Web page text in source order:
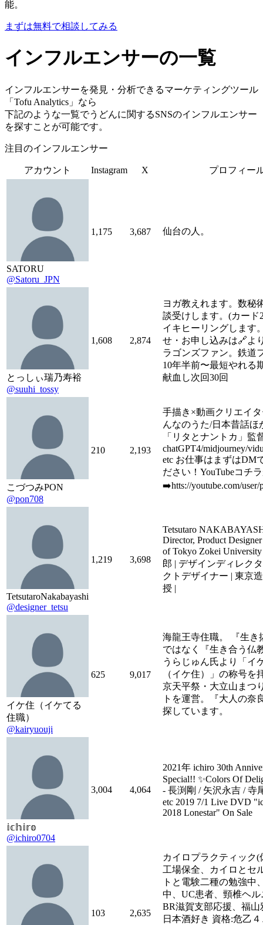
能。
まずは無料で相談してみる
インフルエンサーの一覧
インフルエンサーを発見・分析できるマーケティングツール
「Tofu Analytics」なら
下記のような一覧でうどんに関するSNSのインフルエンサー
を探すことが可能です。
注目のインフルエンサー
アカウント Instagram X プロフィー
SATORU
@Satoru_JPN
1,175 3,687 仙台の人。
とっしぃ瑞乃寿裕
@suuhi_tossy
1,608 2,874
ヨガ教えれます。数秘
談受けします。(カード
イキヒーリングします
せ・お申し込みは🔗よ
ラゴンズファン。鉄道
10年半前〜最短やれる
献血し次回30回
こづつみPON
@pon708
210 2,193
手描き×動画クリエイ
んなのうた/日本昔話ほ
「リタとナントカ」監
chatGPT4/midjourney/
etc お仕事はまずはDM
ださい！YouTubeコチ
➡️htts://youtube.com/user/
TetsutaroNakabayashi
@designer_tetsu
1,219 3,698
Tetsutaro
Director, Product
of Tokyo Zokei
郎 | デザインディレク
クトデザイナー | 東京
授 |
イケ住（イケてる
住職）
@kairyuouji
625 9,017
海龍王寺住職。 『生き
ではなく『生き合う仏
うらじゅん氏より「イ
（イケ住）」の称号を
京天平祭・大立山まつ
トを運営。『大人の奈
探しています。
𝕚𝕔𝕙𝕚𝕣𝕠
@ichiro0704
3,004 4,064
2021年 ichiro 30th
Special!! ✨Colors Of
- 長渕剛 / 矢沢永吉 / 寺
etc 2019 7/1 Live DVD
2018 Lonestar" On Sale
103 2,635
カイロプラクティック(
工場保全、カイロとセ
トと電験二種の勉強中
中、UC患者、頸椎ヘ
BR滋賀支部応援、福
日本酒好き 資格:危乙